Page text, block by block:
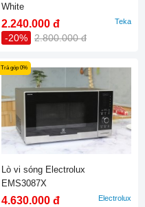
White
2.240.000 đ
-20% 2.800.000 đ
Teka
Trả góp 0%
Lò vi sóng Electrolux
EMS3087X
4.630.000 đ Electrolux